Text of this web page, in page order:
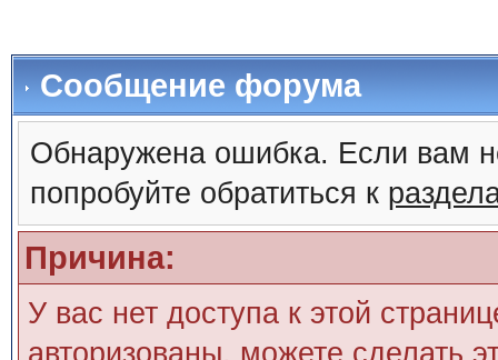
Сообщение форума
Обнаружена ошибка. Если вам
попробуйте обратиться к
Причина:
У вас нет доступа к этой
авторизованы, можете сделать